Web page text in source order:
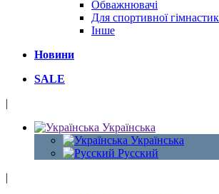
Обважнювачі
Для спортивної
Інше
Новини
SALE
|
Українська
Українська
Русский
|